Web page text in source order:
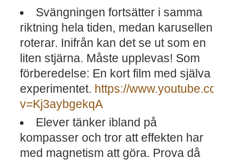
Svängningen fortsätter i samma
riktning hela tiden, medan karusellen
roterar. Inifrån kan det se ut som en
liten stjärna. Måste upplevas! Som
förberedelse: En kort film med själva
experimentet. https://
v=Kj3aybgekqA
Elever tänker ibland på
kompasser och tror att effekten har
med magnetism att göra. Prova då